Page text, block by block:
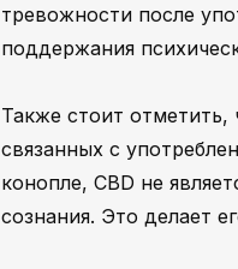
тревожности после
поддержания
Также стоит
связанных с
конопле, CBD не
сознания. Это делает